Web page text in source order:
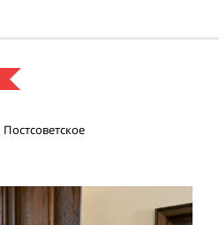
Постсоветское